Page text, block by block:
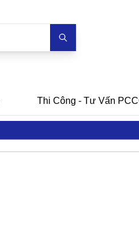
Thi Công - Tư Vấn